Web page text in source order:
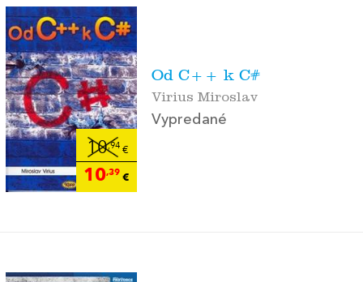
10,94€
10,39€
Od C++ k C#
Virius Miroslav
Vypredané